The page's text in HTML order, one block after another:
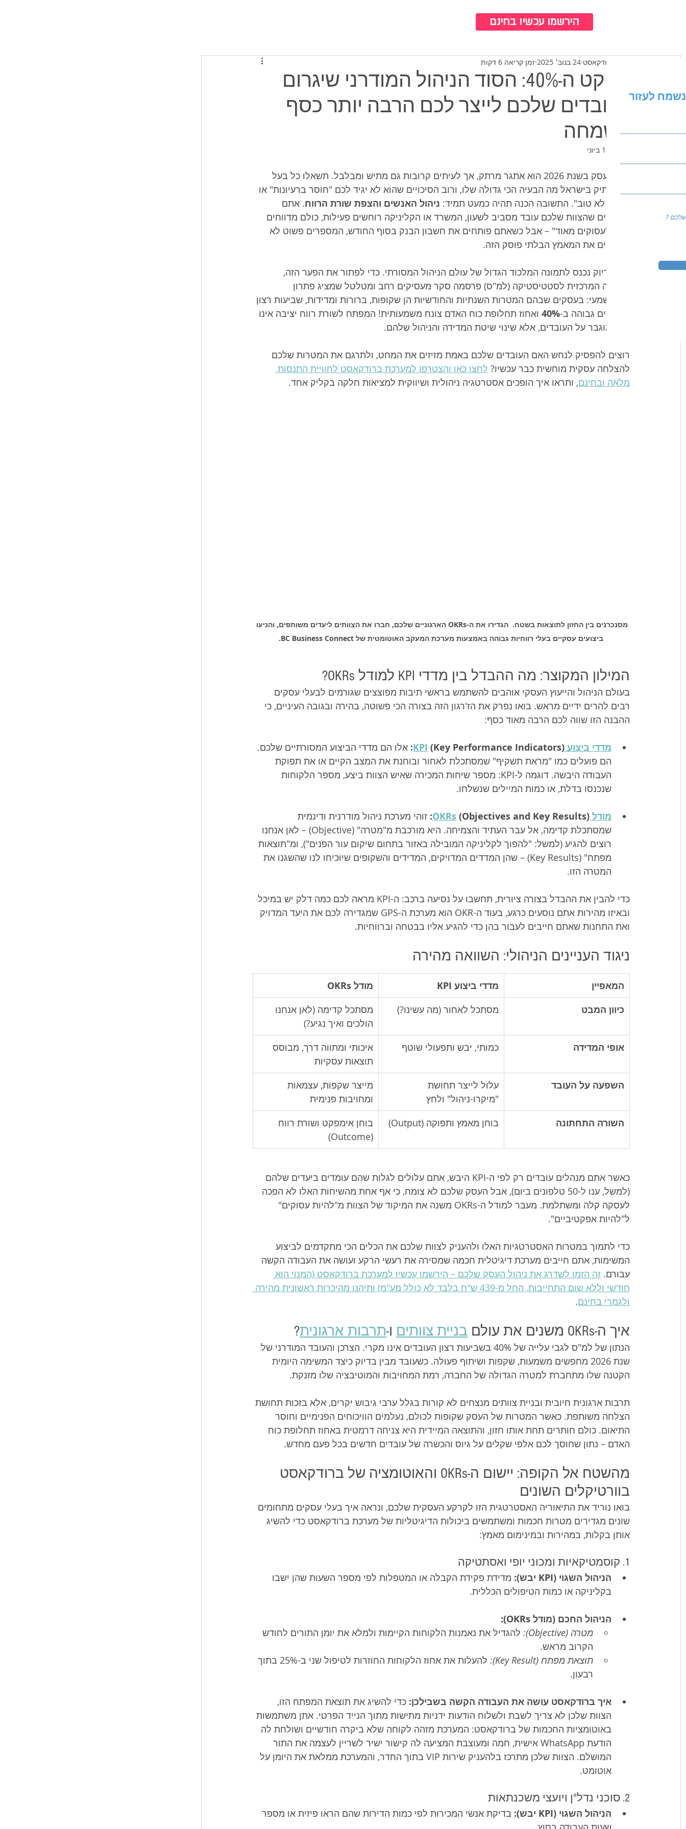
הירשמו עכשיו בחינם
אפקט ה-40%: הסוד הניהול המודרני שיגרום
לעובדים שלכם לייצר לכם הרבה יותר כסף
בשמחה
צוות ברודקאסט 24 בנוב׳ 2025 זמן קריאה 6 דקות
18 ביוני
ניהול עסק בשנת 2026 הוא אתגר מרתק, אך לעיתים קרובות גם מתיש ומבלבל. תשאלו כל בעל
עסק ותיק בישראל מה הבעיה הכי גדולה שלו, ורוב הסיכויים שהוא לא יגיד לכם "חוסר ברעיונות" או
"מוצר לא טוב". התשובה הכנה תהיה כמעט תמיד: ניהול האנשים והצפת שורת הרווח. אתם
מרגישים שהצוות שלכם עובד מסביב לשעון, המשרד או הקליניקה רוחשים פעילות, כולם מדווחים
שהם "עסוקים מאוד" – אבל כשאתם פותחים את חשבון הבנק בסוף החודש, המספרים פשוט לא
משקפים את המאמץ הבלתי פוסק הזה.
כאן בדיוק נכנס לתמונה המלכוד הגדול של עולם הניהול המסורתי. כדי לפתור את הפער הזה,
הלשכה המרכזית לסטטיסטיקה (למ"ס) פרסמה סקר מעסיקים רחב ומטלטל שמציג פתרון
חד-משמעי: בעסקים שבהם המטרות השנתיות והחודשיות הן שקופות, ברורות ומדידות, שביעות רצון
העובדים גבוהה ב-40% ואחוז תחלופת כוח האדם צונח משמעותית! המפתח לשורת רווח יציבה אינו
לחץ מוגבר על העובדים, אלא שינוי שיטת המדידה והניהול שלהם.
רוצים להפסיק לנחש האם העובדים שלכם באמת מזיזים את המחט, ולתרגם את המטרות שלכם
להצלחה עסקית מוחשית כבר עכשיו? לחצו כאן והצטרפו למערכת ברודקאסט לחוויית התנסות
מלאה ובחינם, ותראו איך הופכים אסטרטגיה ניהולית ושיווקית למציאות חלקה בקליק אחד.
מסנכרנים בין החזון לתוצאות בשטח.  הגדירו את ה-OKRs הארגוניים שלכם, חברו את הצוותים ליעדים משותפים, והניעו
ביצועים עסקיים בעלי רווחיות גבוהה באמצעות מערכת המעקב האוטומטית של BC Business Connect.
המילון המקוצר: מה ההבדל בין מדדי KPI למודל OKRs?
בעולם הניהול והייעוץ העסקי אוהבים להשתמש בראשי תיבות מפוצצים שגורמים לבעלי עסקים
רבים להרים ידיים מראש. בואו נפרק את הז'רגון הזה בצורה הכי פשוטה, בהירה ובגובה העיניים, כי
ההבנה הזו שווה לכם הרבה מאוד כסף:
מדדי ביצוע KPI (Key Performance Indicators):
אלו הם מדדי הביצוע המסורתיים שלכם.
הם פועלים כמו "מראת תשקיף" שמסתכלת לאחור ובוחנת את המצב הקיים או את תפוקת
העבודה היבשה. דוגמה ל-KPI: מספר שיחות המכירה שאיש הצוות ביצע, מספר הלקוחות
שנכנסו בדלת, או כמות המיילים שנשלחו.
מודל OKRs (Objectives and Key Results):
זוהי מערכת ניהול מודרנית ודינמית
שמסתכלת קדימה, אל עבר העתיד והצמיחה. היא מורכבת מ"מטרה" (Objective) – לאן אנחנו
רוצים להגיע (למשל: "להפוך לקליניקה המובילה באזור בתחום שיקום עור הפנים"), ומ"תוצאות
מפתח" (Key Results) – שהן המדדים המדויקים, המדידים והשקופים שיוכיחו לנו שהשגנו את
המטרה הזו.
כדי להבין את ההבדל בצורה ציורית, תחשבו על נסיעה ברכב: ה-KPI מראה לכם כמה דלק יש במיכל
ובאיזו מהירות אתם נוסעים כרגע, בעוד ה-OKR הוא מערכת ה-GPS שמגדירה לכם את היעד המדויק
ואת התחנות שאתם חייבים לעבור בהן כדי להגיע אליו בבטחה וברווחיות.
ניגוד העניינים הניהולי: השוואה מהירה
המאפיין מדדי ביצוע KPI
מודל OKRs
כיוון המבט
מסתכל לאחור (מה עשינו?)
מסתכל קדימה (לאן אנחנו
הולכים ואיך נגיע?)
אופי המדידה כמותי, יבש ותפעולי שוטף
איכותי ומתווה דרך, מבוסס
תוצאות עסקיות
השפעה על העובד
עלול לייצר תחושת
"מיקרו-ניהול" ולחץ
מייצר שקפות, עצמאות
ומחויבות פנימית
השורה התחתונה בוחן מאמץ ותפוקה (Output)
בוחן אימפקט ושורת רווח
(Outcome)
כאשר אתם מנהלים עובדים רק לפי ה-KPI היבש, אתם עלולים לגלות שהם עומדים ביעדים שלהם
(למשל, ענו ל-50 טלפונים ביום), אבל העסק שלכם לא צומח, כי אף אחת מהשיחות האלו לא הפכה
לעסקה קלה ומשתלמת. מעבר למודל ה-OKRs משנה את המיקוד של הצוות מ"להיות עסוקים"
ל"להיות אפקטיביים".
כדי לתמוך במטרות האסטרטגיות האלו ולהעניק לצוות שלכם את הכלים הכי מתקדמים לביצוע
המשימות, אתם חייבים מערכת דיגיטלית חכמה שמסירה את רעשי הרקע ועושה את העבודה הקשה
עבורם. זה הזמן לשדרג את ניהול העסק שלכם – הירשמו עכשיו למערכת ברודקאסט (המנוי הוא
חודשי וללא שום התחייבות, החל מ-439 ש"ח בלבד לא כולל מע"מ) ותיהנו מהיכרות ראשונית מהירה
ולגמרי בחינם.
איך ה-OKRs משנים את עולם בניית צוותים ו-תרבות ארגונית?
הנתון של למ"ס לגבי עלייה של 40% בשביעות רצון העובדים אינו מקרי. הצרכן והעובד המודרני של
שנת 2026 מחפשים משמעות, שקפות ושיתוף פעולה. כשעובד מבין בדיוק כיצד המשימה היומית
הקטנה שלו מתחברת למטרה הגדולה של החברה, רמת המחויבות והמוטיבציה שלו מזנקת.
תרבות ארגונית חיובית ובניית צוותים מנצחים לא קורות בגלל ערבי גיבוש יקרים, אלא בזכות תחושת
הצלחה משותפת. כאשר המטרות של העסק שקופות לכולם, נעלמים הוויכוחים הפנימיים וחוסר
התיאום. כולם חותרים תחת אותו חזון, והתוצאה המיידית היא צניחה דרמטית באחוז תחלופת כוח
האדם – נתון שחוסך לכם אלפי שקלים על גיוס והכשרה של עובדים חדשים בכל פעם מחדש.
מהשטח אל הקופה: יישום ה-OKRs והאוטומציה של ברודקאסט
בוורטיקלים השונים
בואו נוריד את התיאוריה האסטרטגית הזו לקרקע העסקית שלכם, ונראה איך בעלי עסקים מתחומים
שונים מגדירים מטרות חכמות ומשתמשים ביכולות הדיגיטליות של מערכת ברודקאסט כדי להשיג
אותן בקלות, במהירות ובמינימום מאמץ:
1. קוסמטיקאיות ומכוני יופי ואסתטיקה
הניהול השגוי (KPI יבש):
מדידת פקידת הקבלה או המטפלות לפי מספר השעות שהן ישבו
בקליניקה או כמות הטיפולים הכללית.
הניהול החכם (מודל OKRs):
מטרה (Objective):
להגדיל את נאמנות הלקוחות הקיימות ולמלא את יומן התורים לחודש
הקרוב מראש.
תוצאת מפתח (Key Result):
להעלות את אחוז הלקוחות החוזרות לטיפול שני ב-25% בתוך
רבעון.
איך ברודקאסט עושה את העבודה הקשה בשבילכן: כדי להשיג את תוצאת המפתח הזו,
הצוות שלכן לא צריך לשבת ולשלוח הודעות ידניות מתישות מתוך הנייד הפרטי. אתן משתמשות
באוטומציות החכמות של ברודקאסט: המערכת מזהה לקוחה שלא ביקרה חודשיים ושולחת לה
הודעת WhatsApp אישית, חמה ומעוצבת המציעה לה קישור ישיר לשריין לעצמה את התור
המושלם. הצוות שלכן מתרכז בלהעניק שירות VIP בתוך החדר, והמערכת ממלאת את היומן על
אוטומט.
2. סוכני נדל"ן ויועצי משכנתאות
הניהול השגוי (KPI יבש):
בדיקת אנשי המכירות לפי כמות הדירות שהם הראו פיזית או מספר
לעזור